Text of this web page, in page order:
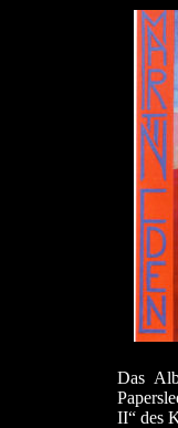
Das
II“ des